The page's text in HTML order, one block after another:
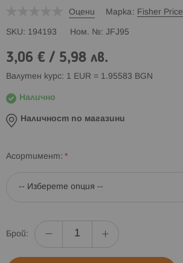
Оцени Марка Fisher Price
SKU 194193 Ном. № JFJ95
3,06 € / 5,98 лв.
Валутен курс: 1 EUR = 1.95583 BGN
Налично
Наличност по магазини
Асортимент
Брой: